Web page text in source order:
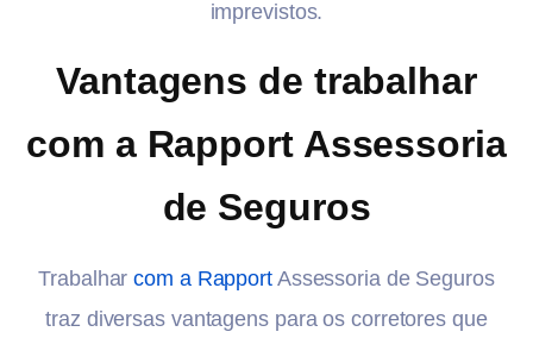
imprevistos.
Vantagens de trabalhar
com a Rapport Assessoria
de Seguros
Trabalharcom a Rapport Assessoria de Seguros
traz diversas vantagens para os corretores que